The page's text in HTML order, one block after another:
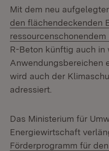
Mit dem neu
den flächendeckenden
ressourcenschonendem
R-Beton künftig auch in
Anwendungsbereichen
wird auch der
adressiert.
Das Ministerium für
Energiewirtschaft
Förderprogramm für